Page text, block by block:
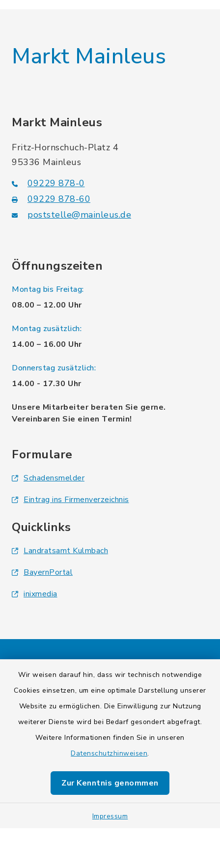
Wir weisen darauf hin, dass wir technisch notwendige
Cookies einsetzen, um eine optimale Darstellung unserer
Website zu ermöglichen. Die Einwilligung zur Nutzung
weiterer Dienste wird bei Bedarf gesondert abgefragt.
Weitere Informationen finden Sie in unseren
Datenschutzhinweisen.
Zur Kenntnis genommen
Impressum
Markt Mainleus
Markt Mainleus
Fritz-Hornschuch-Platz 4
95336 Mainleus
09229 878-0
09229 878-60
poststelle@mainleus.de
Öffnungszeiten
Montag bis Freitag:
08.00 – 12.00 Uhr
Montag zusätzlich:
14.00 – 16.00 Uhr
Donnerstag zusätzlich:
14.00 - 17.30 Uhr
Unsere Mitarbeiter beraten Sie gerne.
Vereinbaren Sie einen Termin!
Formulare
Schadensmelder
Eintrag ins Firmenverzeichnis
Quicklinks
Landratsamt Kulmbach
BayernPortal
inixmedia
Barrierefreiheit
Datenschutz
Impressum
Sitemap
Cookie-Einstellungen